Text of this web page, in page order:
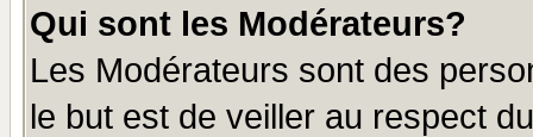
Qui sont les Modérateurs?
Les Modérateurs sont des
le but est de veiller au respect